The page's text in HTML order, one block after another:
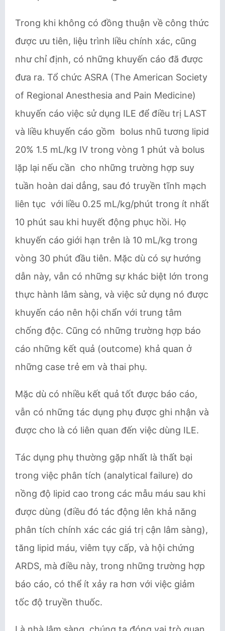
Trong khi không có đồng thuận về công thức
được ưu tiên, liệu trình liều chính xác, cũng
như chỉ định, có những khuyến cáo đã được
đưa ra. Tổ chức ASRA (The American Society
of Regional Anesthesia and Pain Medicine) ​
khuyến cáo việc sử dụng ILE để điều trị LAST
và liều khuyến cáo gồm bolus ​nhũ tương ​lipid
20% 1.5 mL/kg IV trong vòng 1 phút​ và bolus ​
lặp lại nếu cần cho những trường hợp suy
tuần hoàn dai dẳng, sau đó truyền tĩnh mạch
liên tục với liều 0.25 mL/kg/phút trong ít nhất
10 phút sau khi huyết động phục hồi. Họ
khuyến cáo giới hạn trên là 10 mL/kg trong
vòng 30 phút đầu tiên. Mặc dù có sự hướng
dẫn này, vẫn có những sự khác biệt lớn trong
thực hành lâm sàng, và việc sử dụng nó được
khuyến cáo nên hội chẩn với trung tâm
chống độc. Cũng có những trường hợp báo
cáo những kết quả (outcome) khả quan ở
những case trẻ em và thai phụ.
Mặc dù có nhiều kết quả tốt được báo cáo,
vẫn có những tác dụng phụ được ghi nhận và
được cho là có liên quan đến việc dùng ILE.
Tác dụng phụ thường gặp nhất là thất bại
trong việc phân tích (analytical failure) do
nồng độ lipid cao trong các mẫu máu sau khi
được dùng (điều đó tác động lên khả năng
phân tích chính xác các giá trị cận lâm sàng),
tăng lipid máu, viêm tụy cấp, và hội chứng
ARDS, mà điều này, trong những trường hợp
báo cáo, có thể ít xảy ra hơn với việc giảm
tốc độ truyền thuốc.